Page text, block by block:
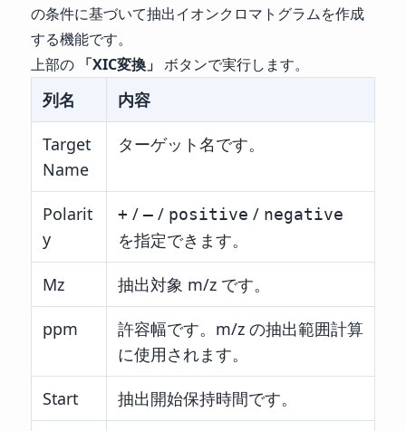
の条件に基づいて抽出イオンクロマトグラムを作成
する機能です。
上部の 「XIC変換」 ボタンで実行します。
列名 内容
Target
Name
ターゲット名です。
Polarit
y
+ / –/ positive / negative
を指定できます。
Mz 抽出対象 m/z です。
ppm
許容幅です。m/z の抽出範囲計算
に使用されます。
Start 抽出開始保持時間です。